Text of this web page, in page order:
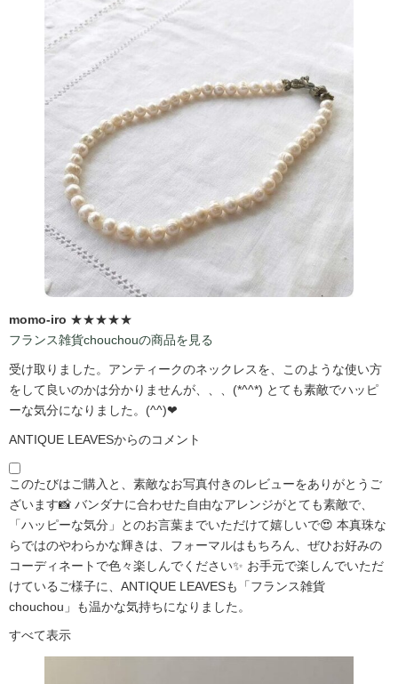
momo-iro ★★★★★
フランス雑貨chouchouの商品を見る
受け取りました。アンティークのネックレスを、このような使い方
をして良いのかは分かりませんが、、、(*^^*) とても素敵でハッピ
ーな気分になりました。(^^)❤
ANTIQUE LEAVESからのコメント
このたびはご購入と、素敵なお写真付きのレビューをありがとうご
ざいます📸 バンダナに合わせた自由なアレンジがとても素敵で、
「ハッピーな気分」とのお言葉までいただけて嬉しいで😍 本真珠な
らではのやわらかな輝きは、フォーマルはもちろん、ぜひお好みの
コーディネートで色々楽しんでください✨ お手元で楽しんでいただ
けているご様子に、ANTIQUE LEAVESも「フランス雑貨
chouchou」も温かな気持ちになりました。
すべて表示